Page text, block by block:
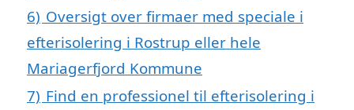
6) Oversigt over firmaer med speciale i
efterisolering i Rostrup eller hele
Mariagerfjord Kommune
7) Find en professionel til efterisolering i